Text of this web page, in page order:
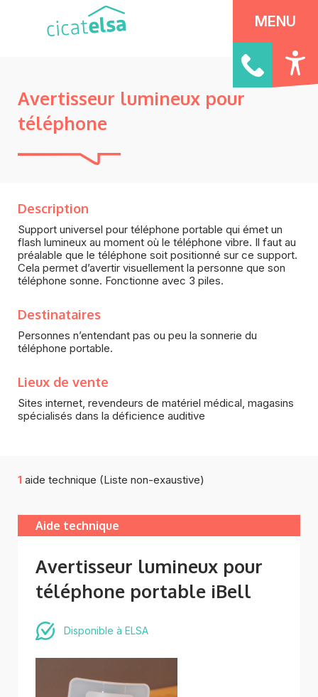
Panneau de gestion des cookies
MENU
Avertisseur lumineux pour
téléphone
Description
Support universel pour téléphone portable qui émet un
flash lumineux au moment où le téléphone vibre. Il faut au
préalable que le téléphone soit positionné sur ce support.
Cela permet d’avertir visuellement la personne que son
téléphone sonne. Fonctionne avec 3 piles.
Destinataires
Personnes n’entendant pas ou peu la sonnerie du
téléphone portable.
Lieux de vente
Sites internet, revendeurs de matériel médical, magasins
spécialisés dans la déficience auditive
1 aide technique (Liste non-exaustive)
Aide technique
Avertisseur lumineux pour
téléphone portable iBell
Disponible à ELSA